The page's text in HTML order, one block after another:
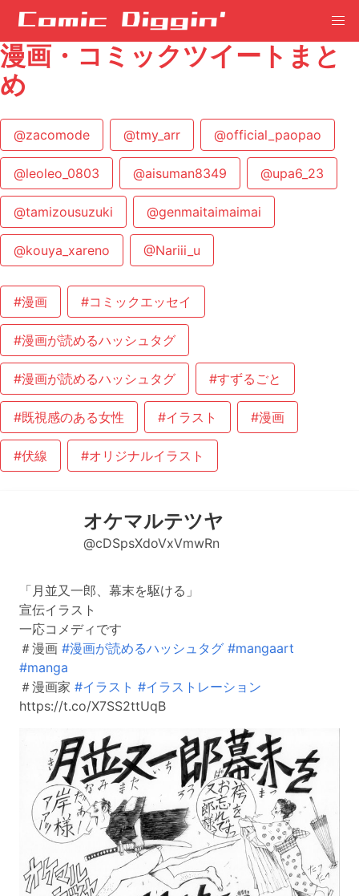
漫画・コミックツイートまと
め
@zacomode @tmy_arr @official_paopao
@leoleo_0803 @aisuman8349 @upa6_23
@tamizousuzuki @genmaitaimaimai
@kouya_xareno @Nariii_u
#漫画 #コミックエッセイ
#漫画が読めるハッシュタグ
#漫画が読めるハッシュタグ #すずるごと
#既視感のある女性 #イラスト #漫画
#伏線 #オリジナルイラスト
オケマルテツヤ
@cDSpsXdoVxVmwRn
「月並又一郎、幕末を駆ける」
宣伝イラスト
一応コメディです
＃漫画 #漫画が読めるハッシュタグ #mangaart
#manga
＃漫画家 #イラスト #イラストレーション
https://t.co/X7SS2ttUqB